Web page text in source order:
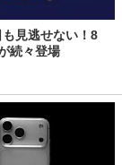
見逃せない！8
続々登場